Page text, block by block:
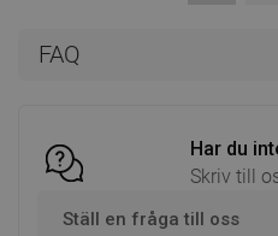
FAQ
Har du
Skriv till
Ställ en fråga till oss